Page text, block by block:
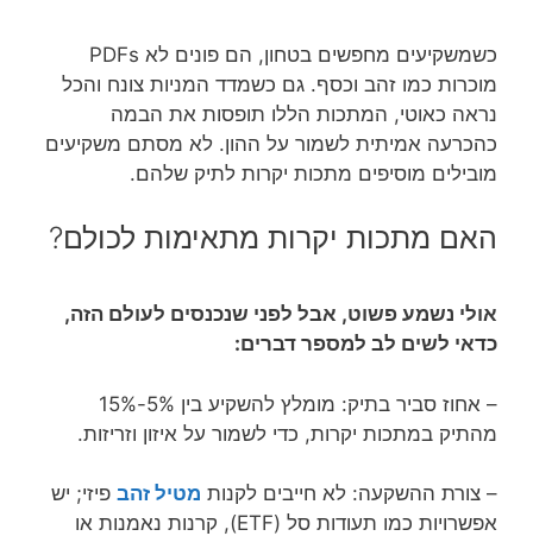
כשמשקיעים מחפשים בטחון, הם פונים לא PDFs
מוכרות כמו זהב וכסף. גם כשמדד המניות צונח והכל
נראה כאוטי, המתכות הללו תופסות את הבמה
כהכרעה אמיתית לשמור על ההון. לא מסתם משקיעים
מובילים מוסיפים מתכות יקרות לתיק שלהם.
האם מתכות יקרות מתאימות לכולם?
אולי נשמע פשוט, אבל לפני שנכנסים לעולם הזה,
כדאי לשים לב למספר דברים:
– אחוז סביר בתיק: מומלץ להשקיע בין 5%-15%
מהתיק במתכות יקרות, כדי לשמור על איזון וזריזות.
– צורת ההשקעה: לא חייבים לקנות מטיל זהב פיזי; יש
אפשרויות כמו תעודות סל (ETF), קרנות נאמנות או